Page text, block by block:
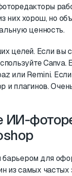
них хорош, но
ценность.
целей. Если вы
или Remini.
и плагинов.
ИИ-
для
самых частых